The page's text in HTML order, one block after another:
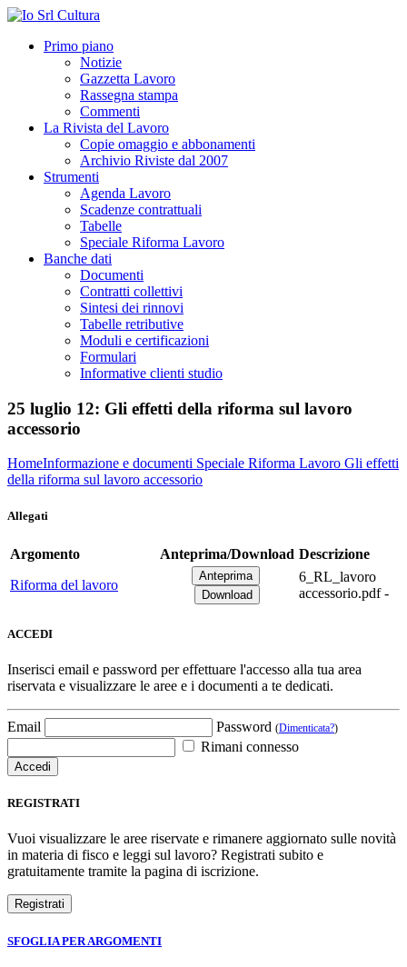
Primo piano
Notizie
Gazzetta Lavoro
Rassegna stampa
Commenti
La Rivista del Lavoro
Copie omaggio e abbonamenti
Archivio Riviste dal 2007
Strumenti
Agenda Lavoro
Scadenze contrattuali
Tabelle
Speciale Riforma Lavoro
Banche dati
Documenti
Contratti collettivi
Sintesi dei rinnovi
Tabelle retributive
Moduli e certificazioni
Formulari
Informative clienti studio
25 luglio 12: Gli effetti della riforma sul lavoro
accessorio
HomeInformazione e documenti Speciale Riforma Lavoro Gli effetti
della riforma sul lavoro accessorio
Allegati
Argomento Anteprima/Download Descrizione
Riforma del lavoro
6_RL_lavoro
accessorio.pdf -
ACCEDI
Inserisci email e password per effettuare l'accesso alla tua area
riservata e visualizzare le aree e i documenti a te dedicati.
Email Password (Dimenticata?)
Rimani connesso
REGISTRATI
Vuoi visualizzare le aree riservate e rimanere aggiornato sulle novità
in materia di fisco e leggi sul lavoro? Registrati subito e
gratuitamente tramite la pagina di iscrizione.
SFOGLIA PER ARGOMENTI